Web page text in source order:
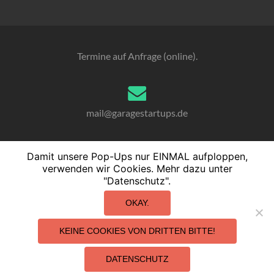
Termine auf Anfrage (online).
mail@garagestartups.de
040. 76 10 23 70
(c) 2026 - .garage startups
Damit unsere Pop-Ups nur EINMAL aufploppen,
verwenden wir Cookies. Mehr dazu unter
"Datenschutz".
OKAY.
KEINE COOKIES VON DRITTEN BITTE!
DATENSCHUTZ